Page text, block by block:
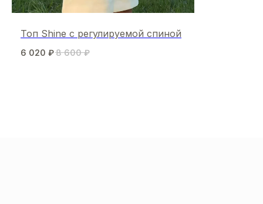
Топ Shine с регулируемой спиной
6 020 ₽8 600 ₽